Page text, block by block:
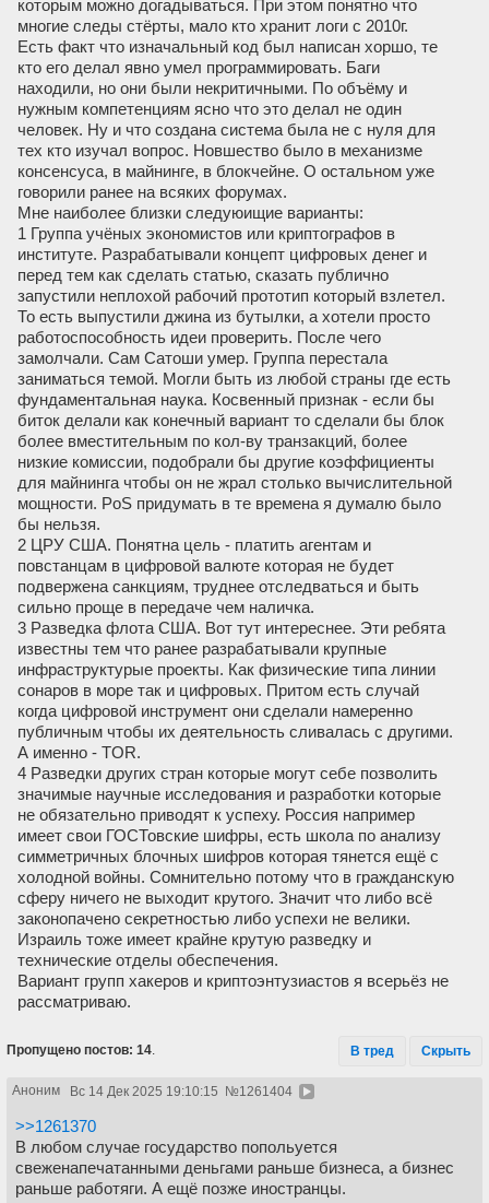
которым можно догадываться. При этом понятно что
многие следы стёрты, мало кто хранит логи с 2010г.
Есть факт что изначальный код был написан хоршо, те
кто его делал явно умел программировать. Баги
находили, но они были некритичными. По объёму и
нужным компетенциям ясно что это делал не один
человек. Ну и что создана система была не с нуля для
тех кто изучал вопрос. Новшество было в механизме
консенсуса, в майнинге, в блокчейне. О остальном уже
говорили ранее на всяких форумах.
Мне наиболее близки следуюищие варианты:
1 Группа учёных экономистов или криптографов в
институте. Разрабатывали концепт цифровых денег и
перед тем как сделать статью, сказать публично
запустили неплохой рабочий прототип который взлетел.
То есть выпустили джина из бутылки, а хотели просто
работоспособность идеи проверить. После чего
замолчали. Сам Сатоши умер. Группа перестала
заниматься темой. Могли быть из любой страны где есть
фундаментальная наука. Косвенный признак - если бы
биток делали как конечный вариант то сделали бы блок
более вместительным по кол-ву транзакций, более
низкие комиссии, подобрали бы другие коэффициенты
для майнинга чтобы он не жрал столько вычислительной
мощности. PoS придумать в те времена я думалю было
бы нельзя.
2 ЦРУ США. Понятна цель - платить агентам и
повстанцам в цифровой валюте которая не будет
подвержена санкциям, труднее отследваться и быть
сильно проще в передаче чем наличка.
3 Разведка флота США. Вот тут интереснее. Эти ребята
известны тем что ранее разрабатывали крупные
инфраструктурые проекты. Как физические типа линии
сонаров в море так и цифровых. Притом есть случай
когда цифровой инструмент они сделали намеренно
публичным чтобы их деятельность сливалась с другими.
А именно - TOR.
4 Разведки других стран которые могут себе позволить
значимые научные исследования и разработки которые
не обязательно приводят к успеху. Россия например
имеет свои ГОСТовские шифры, есть школа по анализу
симметричных блочных шифров которая тянется ещё с
холодной войны. Сомнительно потому что в гражданскую
сферу ничего не выходит крутого. Значит что либо всё
законопачено секретностью либо успехи не велики.
Израиль тоже имеет крайне крутую разведку и
технические отделы обеспечения.
Вариант групп хакеров и криптоэнтузиастов я всерьёз не
рассматриваю.
Пропущено постов: 14. В тред Скрыть
Аноним Вс 14 Дек 2025 19:10:15 №1261404
>>1261370
В любом случае государство попольуется
свеженапечатанными деньгами раньше бизнеса, а бизнес
раньше работяги. А ещё позже иностранцы.